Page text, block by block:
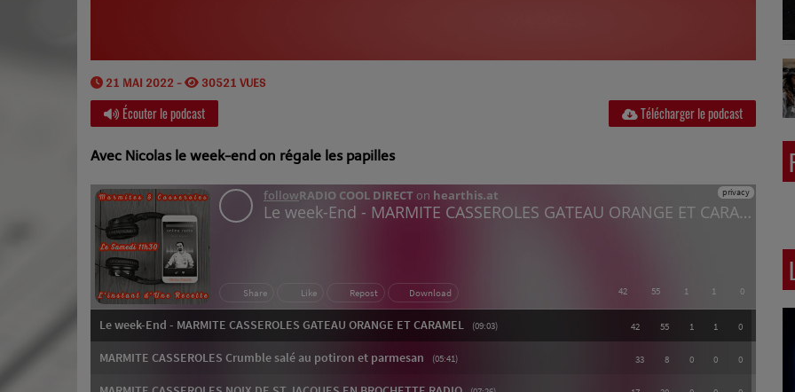
21 MAI 2022 - 30521 VUES
Écouter le podcast Télécharger le podcast
Avec Nicolas le week-end on régale les papilles